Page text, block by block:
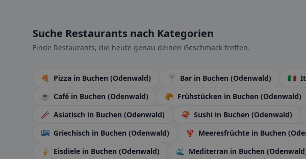
Suche Restaurants nach Kategorien
Finde Restaurants, die heute genau deinen Geschmack treffen.
🍕 Pizza in Buchen (Odenwald) 🍸 Bar in Buchen (Odenwald) 🇮🇹
☕ Café in Buchen (Odenwald) 🥐 Frühstücken in Buchen (Odenwald)
🥢 Asiatisch in Buchen (Odenwald) 🍣 Sushi in Buchen (Odenwald)
🇬🇷 Griechisch in Buchen (Odenwald) 🦞 Meeresfrüchte in Buchen
🍦
Eisdiele in Buchen (Odenwald) 🌊 Mediterran in Buchen